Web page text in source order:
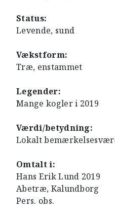
Status:
Levende, sund
Vækstform:
Træ, enstammet
Legender:
Mange kogler i 2019
Værdi/betydning:
Lokalt
Omtalt i:
Hans Erik Lund 2019
Abetræ, Kalundborg
Pers. obs.